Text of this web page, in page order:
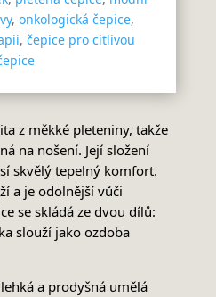
, onkologická čepice,
, čepice pro citlivou
z měkké pleteniny, takže
na nošení. Její složení
skvělý tepelný komfort.
a je odolnější vůči
se skládá ze dvou dílů:
slouží jako ozdoba
a prodyšná umělá